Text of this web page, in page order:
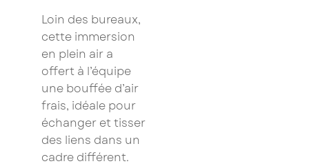
Loin des bureaux,
cette immersion
en plein air a
offert à l’équipe
une bouffée d’air
frais, idéale pour
échanger et tisser
des liens dans un
cadre différent.
Saissisez votre adresse Email pour vous inscrire :